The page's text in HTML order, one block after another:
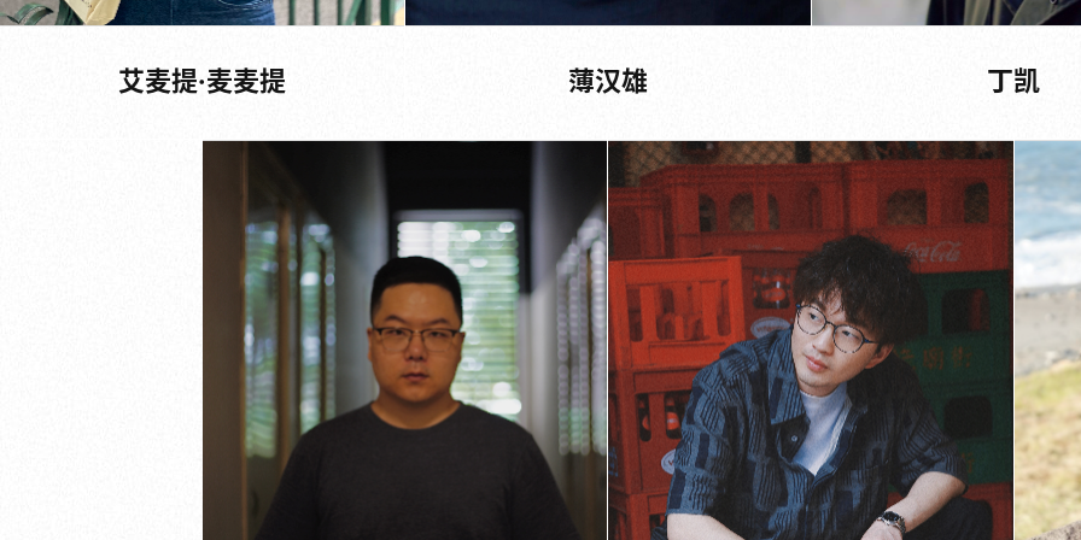
艾麦提·麦麦提 薄汉雄 丁凯